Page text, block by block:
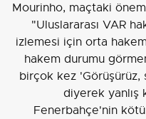
Mourinho, maçtaki
"Uluslararası VAR
izlemesi için orta
hakem durumu
birçok kez 'Görüşürüz,
diyerek yanlış
Fenerbahçe'nin